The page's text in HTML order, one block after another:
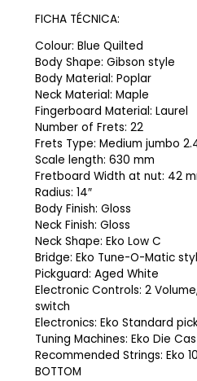
FICHA TÉCNICA:
Colour: Blue Quilted
Body Shape: Gibson style
Body Material: Poplar
Neck Material: Maple
Fingerboard Material: Laurel
Number of Frets: 22
Frets Type: Medium jumbo
Scale length: 630 mm
Fretboard Width at nut: 42
Radius: 14″
Body Finish: Gloss
Neck Finish: Gloss
Neck Shape: Eko Low C
Bridge: Eko Tune-O-Matic
Pickguard: Aged White
Electronic Controls: 2
switch
Electronics: Eko Standard
Tuning Machines: Eko Die
Recommended Strings: Eko
BOTTOM